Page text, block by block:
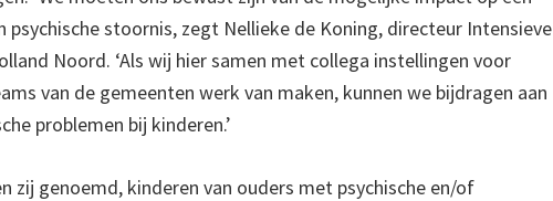
psychische stoornis, zegt Nellieke de Koning, directeur Intensieve
Noord. ‘Als wij hier samen met collega instellingen voor
van de gemeenten werk van maken, kunnen we bijdragen aan
problemen bij kinderen.’
zij genoemd, kinderen van ouders met psychische en/of